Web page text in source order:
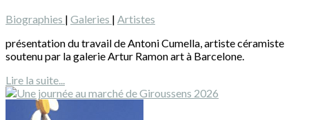
Biographies | Galeries | Artistes
présentation du travail de Antoni Cumella, artiste céramiste
soutenu par la galerie Artur Ramon art à Barcelone.
Lire la suite...